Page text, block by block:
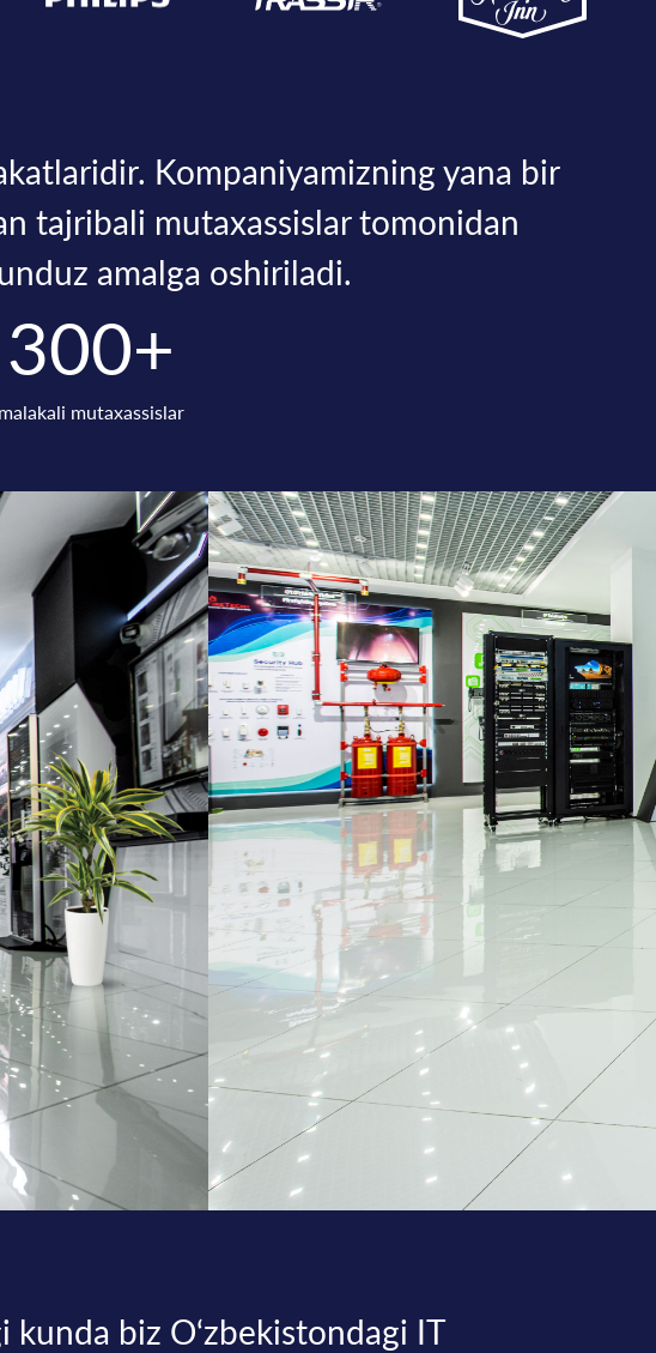
Kompaniyamizning yana bir
tajribali mutaxassislar tomonidan
amalga oshiriladi.
300+
malakali mutaxassislar
kunda biz O‘zbekistondagi IT